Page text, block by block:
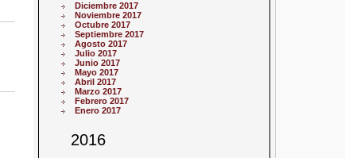
Diciembre 2017
Noviembre 2017
Octubre 2017
Septiembre 2017
Agosto 2017
Julio 2017
Junio 2017
Mayo 2017
Abril 2017
Marzo 2017
Febrero 2017
Enero 2017
2016